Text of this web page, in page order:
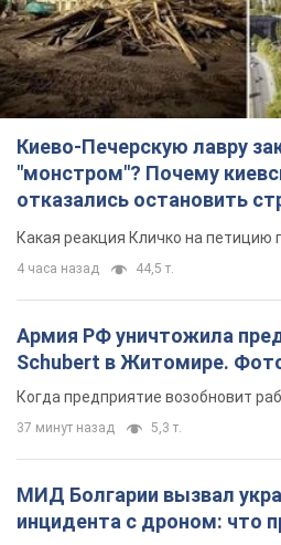
Киево-Печерскую лавру
"монстром"? Почему
отказались остановить
небоскреба "московского
Какая реакция Кличко на петицию
4 часа назад 44,5 т.
Армия РФ уничтожила
Schubert в Житомире.
Когда предприятие возобновит
37 минут назад 5,3 т.
МИД Болгарии вызвал
инцидента с дроном: что